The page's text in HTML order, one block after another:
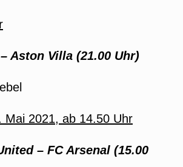
Aston Villa (21.00 Uhr)
Mai 2021, ab 14.50 Uhr
– FC Arsenal (15.00